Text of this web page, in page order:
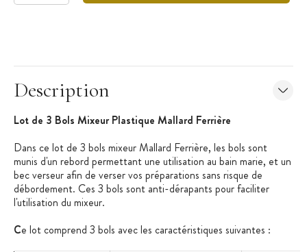
Description
Lot de 3 Bols Mixeur Plastique Mallard Ferrière
Dans ce lot de 3 bols mixeur Mallard Ferrière, les bols sont
munis d'un rebord permettant une utilisation au bain marie, et un
bec verseur afin de verser vos préparations sans risque de
débordement. Ces 3 bols sont anti-dérapants pour faciliter
l'utilisation du mixeur.
Ce lot comprend 3 bols avec les caractéristiques suivantes :